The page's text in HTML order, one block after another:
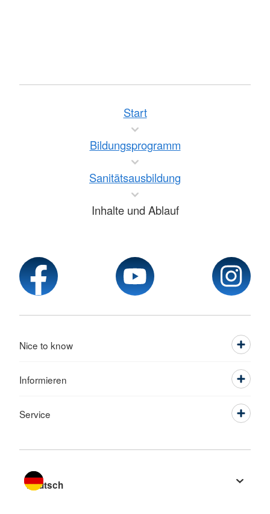
Start
Bildungsprogramm
Sanitätsausbildung
Inhalte und Ablauf
Nice to know
Informieren
Service
Sprache wechseln zu